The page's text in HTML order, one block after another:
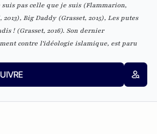
suis pas celle que je suis(Flammarion,
2013),Big Daddy(Grasset, 2015), Les putes
! (Grasset, 2016). Son dernier
contre l'idéologie islamique, est paru